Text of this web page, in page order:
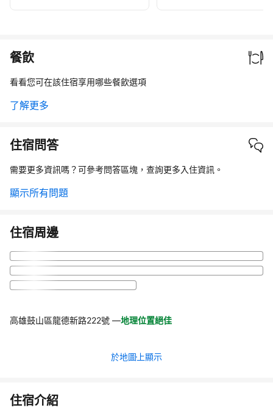
餐飲
看看您可在該住宿享用哪些餐飲選項
了解更多
住宿問答
需要更多資訊嗎？可參考問答區塊，查詢更多入住資訊。
顯示所有問題
住宿周邊
高雄鼓山區龍德新路222號 —地理位置絕佳
於地圖上顯示
住宿介紹